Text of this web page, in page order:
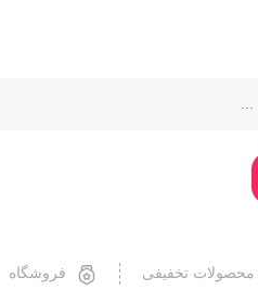
محصولات تخفیفی فروشگاه